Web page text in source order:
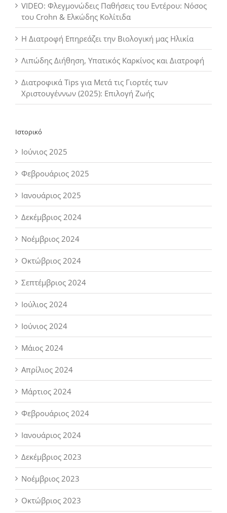
VIDEO: Φλεγμονώδεις Παθήσεις του Εντέρου: Νόσος
του Crohn & Ελκώδης Κολίτιδα
Η Διατροφή Επηρεάζει την Βιολογική μας Ηλικία
Λιπώδης Διήθηση, Υπατικός Καρκίνος και Διατροφή
Διατροφικά Tips για Μετά τις Γιορτές των
Χριστουγέννων (2025): Επιλογή Ζωής
Ιστορικό
Ιούνιος 2025
Φεβρουάριος 2025
Ιανουάριος 2025
Δεκέμβριος 2024
Νοέμβριος 2024
Οκτώβριος 2024
Σεπτέμβριος 2024
Ιούλιος 2024
Ιούνιος 2024
Μάιος 2024
Απρίλιος 2024
Μάρτιος 2024
Φεβρουάριος 2024
Ιανουάριος 2024
Δεκέμβριος 2023
Νοέμβριος 2023
Οκτώβριος 2023